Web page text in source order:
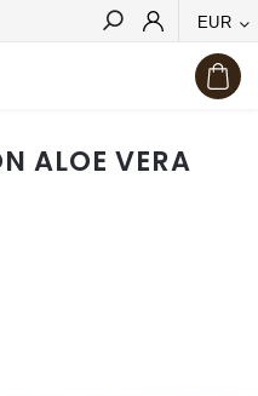
EUR
Hľadať
ALOE VERA